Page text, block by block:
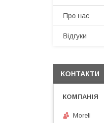
Про нас
Відгуки
КОНТАКТИ
Moreli